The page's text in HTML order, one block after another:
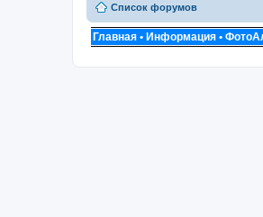
Список форумов
Главная • Информация •